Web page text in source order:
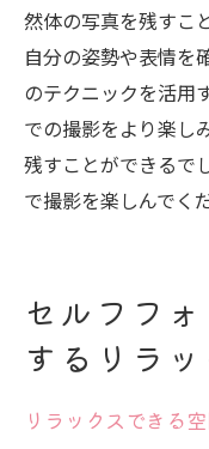
然体の写真を残すこ
自分の姿勢や表情を
のテクニックを活用
での撮影をより楽し
残すことができるで
で撮影を楽しんでく
セルフフ
するリラ
リラックスできる